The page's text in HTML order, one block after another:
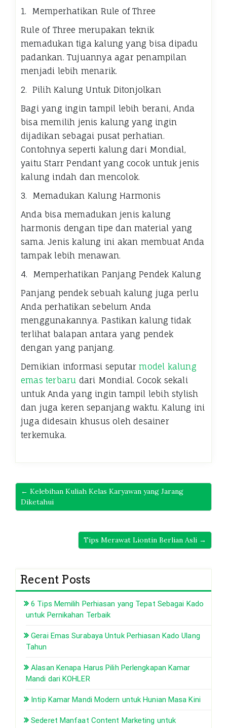
1. Memperhatikan Rule of Three
Rule of Three merupakan teknik
memadukan tiga kalung yang bisa dipadu
padankan. Tujuannya agar penampilan
menjadi lebih menarik.
2. Pilih Kalung Untuk Ditonjolkan
Bagi yang ingin tampil lebih berani, Anda
bisa memilih jenis kalung yang ingin
dijadikan sebagai pusat perhatian.
Contohnya seperti kalung dari Mondial,
yaitu Starr Pendant yang cocok untuk jenis
kalung indah dan mencolok.
3. Memadukan Kalung Harmonis
Anda bisa memadukan jenis kalung
harmonis dengan tipe dan material yang
sama. Jenis kalung ini akan membuat Anda
tampak lebih menawan.
4. Memperhatikan Panjang Pendek Kalung
Panjang pendek sebuah kalung juga perlu
Anda perhatikan sebelum Anda
menggunakannya. Pastikan kalung tidak
terlihat balapan antara yang pendek
dengan yang panjang.
Demikian informasi seputarmodel kalung
emas terbaru dari Mondial. Cocok sekali
untuk Anda yang ingin tampil lebih stylish
dan juga keren sepanjang waktu. Kalung ini
juga didesain khusus oleh desainer
terkemuka.
← Kelebihan Kuliah Kelas Karyawan yang Jarang
Diketahui
Tips Merawat Liontin Berlian Asli →
Recent Posts
6 Tips Memilih Perhiasan yang Tepat Sebagai Kado
untuk Pernikahan Terbaik
Gerai Emas Surabaya Untuk Perhiasan Kado Ulang
Tahun
Alasan Kenapa Harus Pilih Perlengkapan Kamar
Mandi dari KOHLER
Intip Kamar Mandi Modern untuk Hunian Masa Kini
Sederet Manfaat Content Marketing untuk